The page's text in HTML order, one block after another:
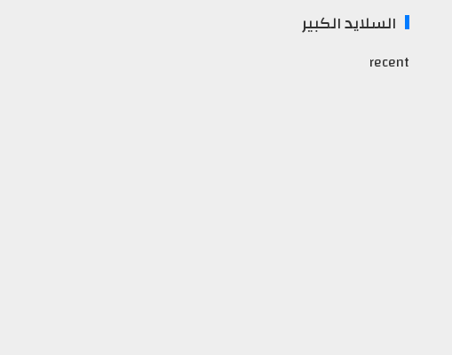
السلايد الكبير
recent